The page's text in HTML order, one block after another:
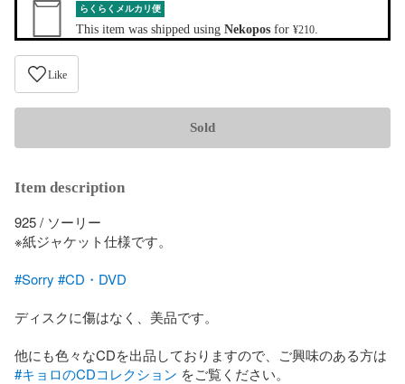
らくらくメルカリ便
This item was shipped using Nekopos for ¥210
Like
Sold
Item description
925 / ソーリー
※紙ジャケット仕様です。
#Sorry #CD・DVD
ディスクに傷はなく、美品です。
#キョロのCDコレクション をご覧ください。